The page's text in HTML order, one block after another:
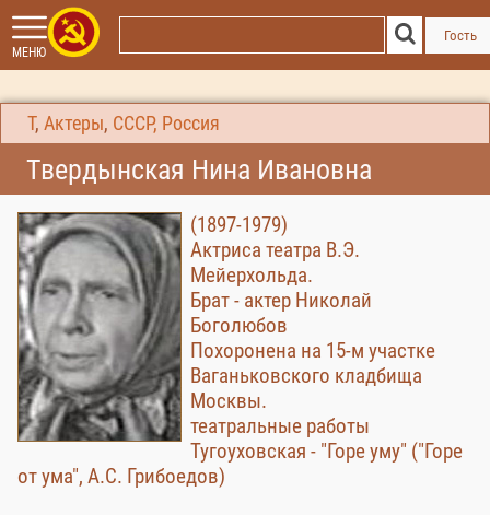
МЕНЮ
Гость
Т, Актеры, СССР, Россия
Твердынская Нина Ивановна
(1897-1979)
Актриса театра В.Э.
Мейерхольда.
Брат - актер Николай
Боголюбов
Похоронена на 15-м участке
Ваганьковского кладбища
Москвы.
театральные работы
Тугоуховская - "Горе уму" ("Горе
от ума", А.С. Грибоедов)